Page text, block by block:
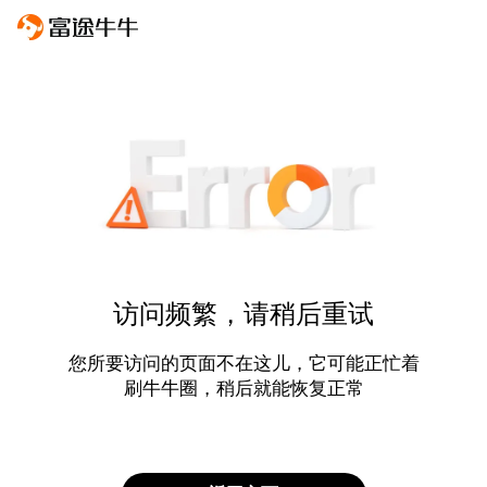
访问频繁，请稍后重试
您所要访问的页面不在这儿，它可能正忙着
刷牛牛圈，稍后就能恢复正常